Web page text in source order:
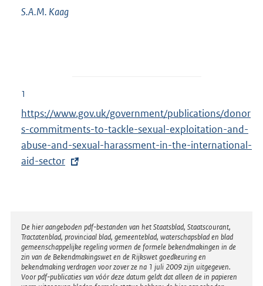
S.A.M. Kaag
1
E
x
t
e
l
i
n
k
https://www.gov.uk/government/publications/donor
s-commitments-to-tackle-sexual-exploitation-and-
abuse-and-sexual-harassment-in-the-international-
aid-sector
Disclaimer
De hier aangeboden pdf-bestanden van het Staatsblad, Staatscourant,
Tractatenblad, provinciaal blad, gemeenteblad, waterschapsblad en blad
gemeenschappelijke regeling vormen de formele bekendmakingen in de
zin van de Bekendmakingswet en de Rijkswet goedkeuring en
bekendmaking verdragen voor zover ze na 1 juli 2009 zijn uitgegeven.
Voor pdf-publicaties van vóór deze datum geldt dat alleen de in papieren